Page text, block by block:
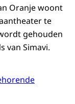
Oranje woont
te
gehouden
van Simavi.